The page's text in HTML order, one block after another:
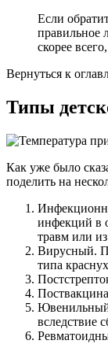
Если
правильное
скорее
Вернуться к
Типы
Как уже было
поделить на
инфекций в
травм или
Вирусный.
типа
вследствие